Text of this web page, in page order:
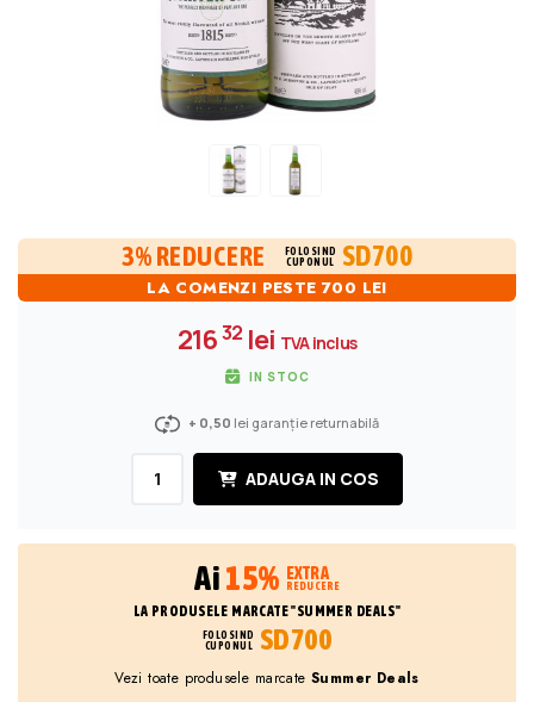
3% REDUCERE
FOLOSIND
CUPONUL
SD700
LA COMENZI PESTE 700 LEI
21632lei TVA inclus
IN STOC
+ 0,50 lei garanție returnabilă
ADAUGA IN COS
Ai15% EXTRA
REDUCERE
LA PRODUSELE MARCATE "SUMMER DEALS"
FOLOSIND
CUPONUL
SD700
Vezi toate produsele marcate Summer Deals